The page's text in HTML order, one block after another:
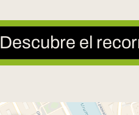
Descubre el